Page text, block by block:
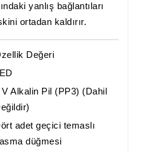
yanlış bağlantıları
ortadan kaldırır.
Değeri
V Alkalin Pil (PP3) (Dahil
adet geçici temaslı
düğmesi